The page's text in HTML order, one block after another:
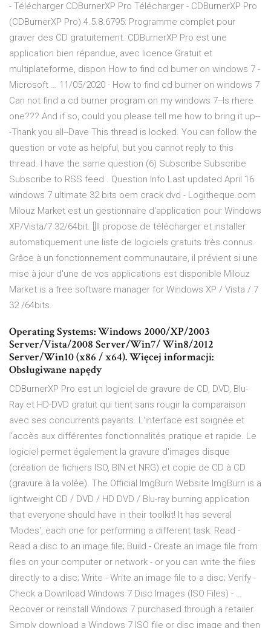
- Télécharger CDBurnerXP Pro Télécharger - CDBurnerXP Pro
(CDBurnerXP Pro) 4.5.8.6795: Programme complet pour
graver des CD gratuitement. CDBurnerXP Pro est une
application bien répandue, avec licence Gratuit et
multiplateforme, dispon How to find cd burner on windows 7 -
Microsoft … 11/05/2020 · How to find cd burner on windows 7
Can not find a cd burner program on my windows 7--Is rhere
one??? And if so, could you please tell me how to bring it up--
-Thank you all--Dave This thread is locked. You can follow the
question or vote as helpful, but you cannot reply to this
thread. I have the same question (6) Subscribe Subscribe
Subscribe to RSS feed . Question Info Last updated April 16
windows 7 ultimate 32 bits oem crack dvd - Logitheque.com
Milouz Market est un gestionnaire d'application pour Windows
XP/Vista/7 32/64bit. []Il propose de télécharger et installer
automatiquement une liste de logiciels gratuits très connus.
Grâce à un fonctionnement communautaire, il prévient si une
mise à jour d'une de vos applications est disponible Milouz
Market is a free software manager for Windows XP / Vista / 7
32 /64bits.
Operating Systems: Windows 2000/XP/2003
Server/Vista/2008 Server/Win7/ Win8/2012
Server/Win10 (x86 / x64). Więcej informacji:
Obsługiwane napędy
CDBurnerXP Pro est un logiciel de gravure de CD, DVD, Blu-
Ray et HD-DVD gratuit qui tient sans rougir la comparaison
avec ses concurrents payants. L'interface est soignée et
l'accès aux différentes fonctionnalités pratique et rapide. Le
logiciel permet également la gravure d'images disque
(création de fichiers ISO, BIN et NRG) et copie de CD à CD
(gravure à la volée). The Official ImgBurn Website ImgBurn is a
lightweight CD / DVD / HD DVD / Blu-ray burning application
that everyone should have in their toolkit! It has several
'Modes', each one for performing a different task: Read -
Read a disc to an image file; Build - Create an image file from
files on your computer or network - or you can write the files
directly to a disc; Write - Write an image file to a disc; Verify -
Check a Download Windows 7 Disc Images (ISO Files) - …
Recover or reinstall Windows 7 purchased through a retailer.
Simply download a Windows 7 ISO file or disc image and then